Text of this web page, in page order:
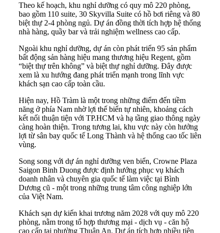
Theo kế hoạch, khu nghỉ dưỡng có quy mô 220 phòng,
bao gồm 110 suite, 30 Skyvilla Suite có hồ bơi riêng và 80
biệt thự 2-4 phòng ngủ. Dự án đồng thời tích hợp hệ thống
nhà hàng, quầy bar và trải nghiệm wellness cao cấp.
Ngoài khu nghỉ dưỡng, dự án còn phát triển 95 sản phẩm
bất động sản hàng hiệu mang thương hiệu Regent, gồm
“biệt thự trên không” và biệt thự nghỉ dưỡng. Đây được
xem là xu hướng đang phát triển mạnh trong lĩnh vực
khách sạn cao cấp toàn cầu.
Hiện nay, Hồ Tràm là một trong những điểm đến tiềm
năng ở phía Nam nhờ lợi thế biển tự nhiên, khoảng cách
kết nối thuận tiện với TP.HCM và hạ tầng giao thông ngày
càng hoàn thiện. Trong tương lai, khu vực này còn hưởng
lợi từ sân bay quốc tế Long Thành và hệ thống cao tốc liên
vùng.
Song song với dự án nghỉ dưỡng ven biển, Crowne Plaza
Saigon Binh Duong được định hướng phục vụ khách
doanh nhân và chuyên gia quốc tế làm việc tại Bình
Dương cũ - một trong những trung tâm công nghiệp lớn
của Việt Nam.
Khách sạn dự kiến khai trương năm 2028 với quy mô 220
phòng, nằm trong tổ hợp thương mại - dịch vụ - căn hộ
cao cấp tại phường Thuận An. Dự án tích hợp nhiều tiện